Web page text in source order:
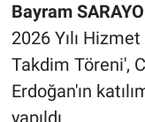
Bayram
2026 Yılı
Takdim Töreni',
Erdoğan'ın